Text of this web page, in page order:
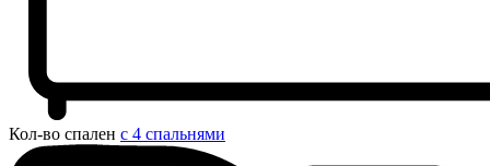
Кол-во спален с 4 спальнями